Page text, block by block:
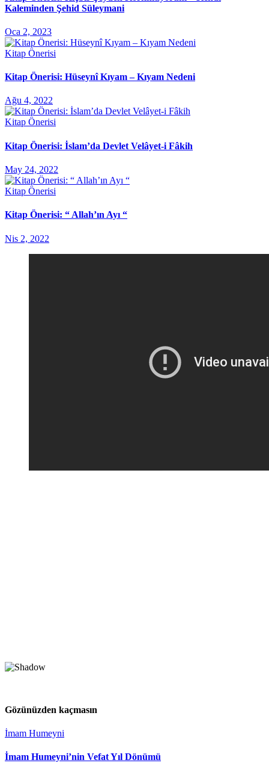
Kaleminden Şehid Süleymani
Oca 2, 2023
Kitap Önerisi
Kitap Önerisi: Hüseynî Kıyam – Kıyam Nedeni
Ağu 4, 2022
Kitap Önerisi
Kitap Önerisi: İslam’da Devlet Velâyet-i Fâkih
May 24, 2022
Kitap Önerisi
Kitap Önerisi: “ Allah’ın Ayı “
Nis 2, 2022
Gözünüzden kaçmasın
İmam Humeyni
İmam Humeyni’nin Vefat Yıl Dönümü